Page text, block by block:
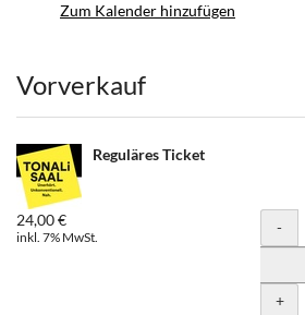
Zum Kalender hinzufügen
Produkte
Vorverkauf
Reguläres Ticket
24,00 €
inkl. 7% MwSt.
-
+